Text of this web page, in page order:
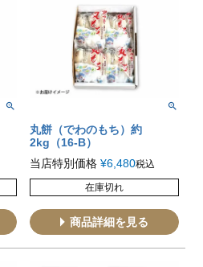
丸餅（でわのもち）約
2kg（16-B）
当店特別価格 ¥6,480税込
在庫切れ
商品詳細を見る